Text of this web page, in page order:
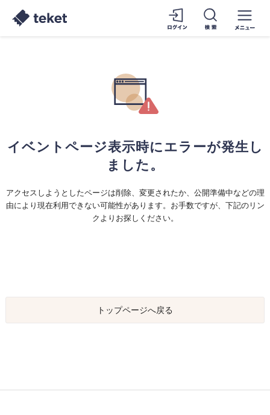
イベントページ表示時にエラーが発生し
ました。
アクセスしようとしたページは削除、変更されたか、公開準備中などの理
由により現在利用できない可能性があります。お手数ですが、下記のリン
クよりお探しください。
トップページへ戻る